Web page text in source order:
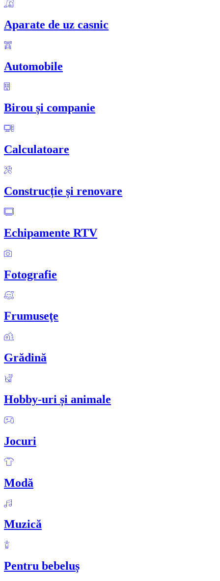
Aparate de uz casnic
Automobile
Birou și companie
Calculatoare
Construcție și renovare
Echipamente RTV
Fotografie
Frumuseţe
Grădină
Hobby-uri și animale
Jocuri
Modă
Muzică
Pentru bebeluș